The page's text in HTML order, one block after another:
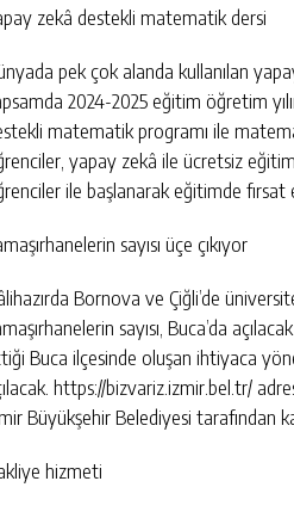
zekâ destekli matematik dersi
pek çok alanda kullanılan
2024-2025 eğitim öğretim
matematik programı ile
yapay zekâ ile ücretsiz
ile başlanarak eğitimde fırsat
sayısı üçe çıkıyor
Bornova ve Çiğli’de
sayısı, Buca’da
Buca ilçesinde oluşan ihtiyaca
https://bizvariz.izmir.bel.tr/
Büyükşehir Belediyesi tarafından
hizmeti